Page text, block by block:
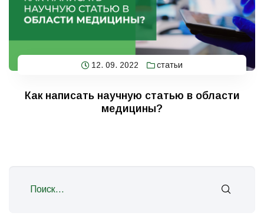
12. 09. 2022 статьи
Как написать научную статью в области
медицины?